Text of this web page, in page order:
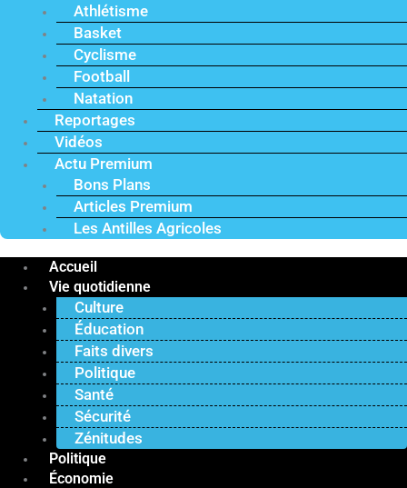
Athlétisme
Basket
Cyclisme
Football
Natation
Reportages
Vidéos
Actu Premium
Bons Plans
Articles Premium
Les Antilles Agricoles
Accueil
Vie quotidienne
Culture
Éducation
Faits divers
Politique
Santé
Sécurité
Zénitudes
Politique
Économie